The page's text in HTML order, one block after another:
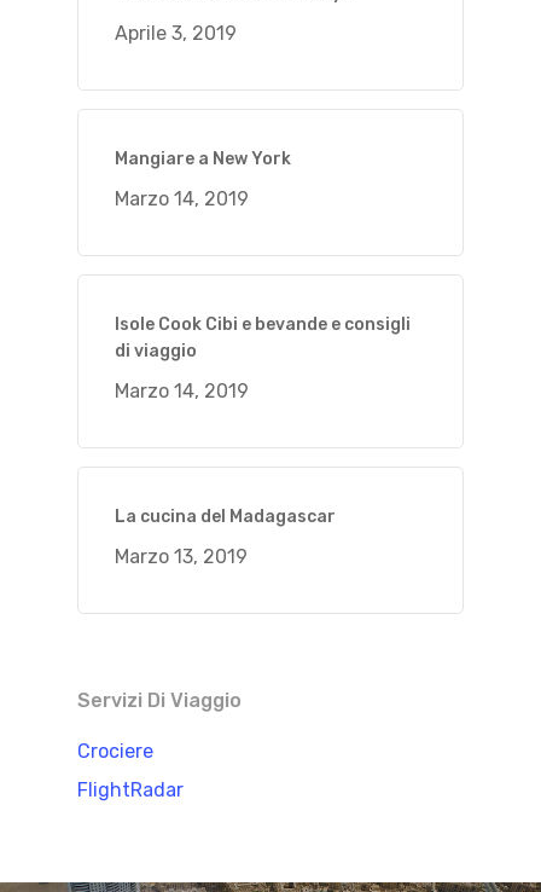
Aprile 3, 2019
Mangiare a New York
Marzo 14, 2019
Isole Cook Cibi e bevande e consigli
di viaggio
Marzo 14, 2019
La cucina del Madagascar
Marzo 13, 2019
Servizi Di Viaggio
Crociere
FlightRadar